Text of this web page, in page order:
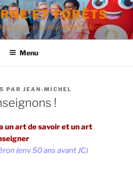
ET FORÊTS
journal de bord d'un élu local
Menu
PAR JEAN-MICHEL
!
un art de savoir et un art
(env 50 ans avant JC)